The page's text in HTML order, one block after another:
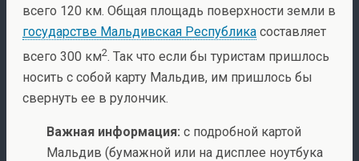
всего 120 км. Общая площадь поверхности земли в
государстве Мальдивская Республика составляет
всего 300 км2. Так что если бы туристам пришлось
носить с собой карту Мальдив, им пришлось бы
свернуть ее в рулончик.
Важная информация: с подробной картой
Мальдив (бумажной или на дисплее ноутбука